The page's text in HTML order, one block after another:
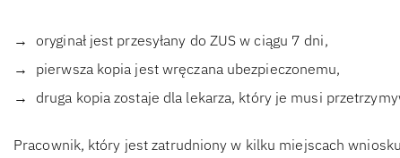
oryginał jest przesyłany do ZUS w ciągu 7 dni,
pierwsza kopia jest wręczana ubezpieczonemu,
druga kopia zostaje dla lekarza, który je musi
Pracownik, który jest zatrudniony w kilku miejscach